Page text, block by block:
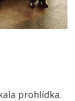
prohlídka.